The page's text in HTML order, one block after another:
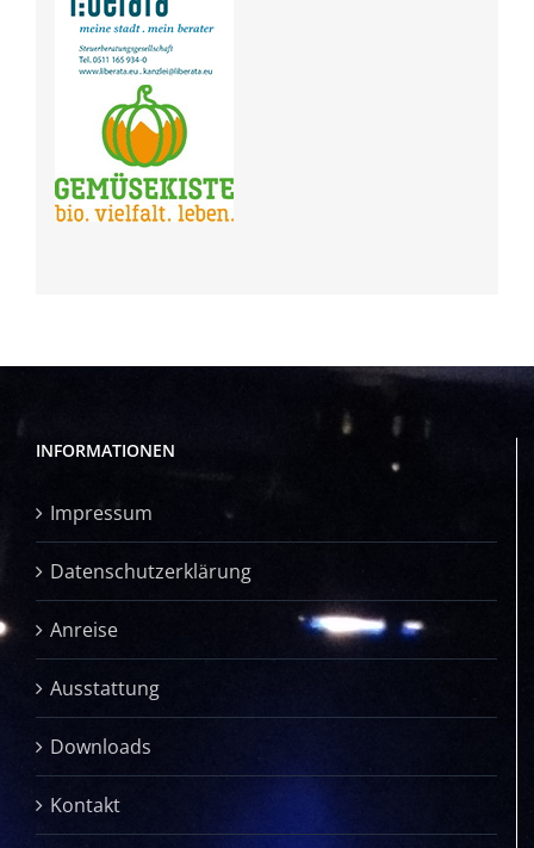
INFORMATIONEN
Impressum
Datenschutzerklärung
Anreise
Ausstattung
Downloads
Kontakt